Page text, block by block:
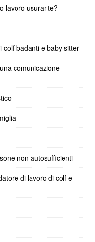
lavoro usurante?
colf badanti e baby sitter
comunicazione
non autosufficienti
di lavoro di colf e